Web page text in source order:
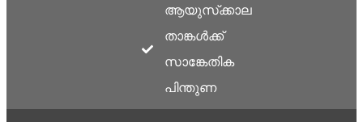
ആയുസ്‌ക്കാല
താങ്കൾക്ക്
സാങ്കേതിക
പിന്തുണ